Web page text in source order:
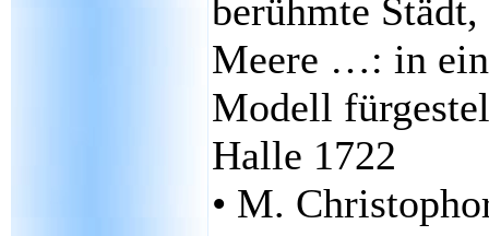
berühmte
Meere …: in
Modell
Halle 1722
• M.